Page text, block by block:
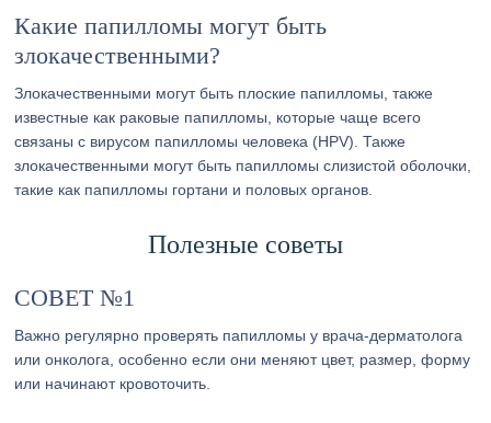
Какие папилломы могут быть
злокачественными?
Злокачественными могут быть плоские папилломы, также
известные как раковые папилломы, которые чаще всего
связаны с вирусом папилломы человека (HPV). Также
злокачественными могут быть папилломы слизистой оболочки,
такие как папилломы гортани и половых органов.
Полезные советы
СОВЕТ №1
Важно регулярно проверять папилломы у врача-дерматолога
или онколога, особенно если они меняют цвет, размер, форму
или начинают кровоточить.